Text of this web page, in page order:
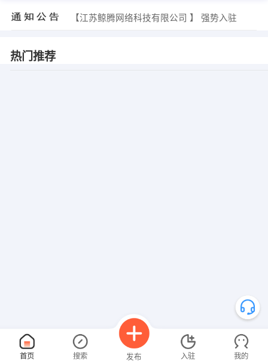
【江苏鲸腾网络科技有限公司 】 强势入驻
热门推荐
首页 搜索 发布 入驻 我的